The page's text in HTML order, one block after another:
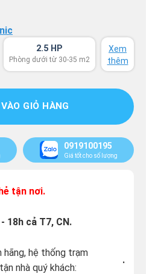
2.5 HP
Phòng dưới từ 30-35 m2
Xem
thêm
GIỎ HÀNG
0919100195
Giá tốt cho số lượng
tận nơi.
18h cả T7, CN.
hãng, hệ thống trạm
nhà quý khách:
.